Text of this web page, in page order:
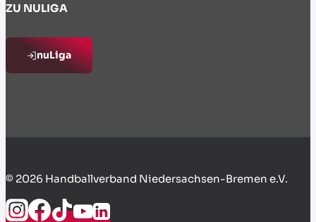
ZU NULIGA
nuLiga
© 2026 Handballverband Niedersachsen-Bremen e.V.